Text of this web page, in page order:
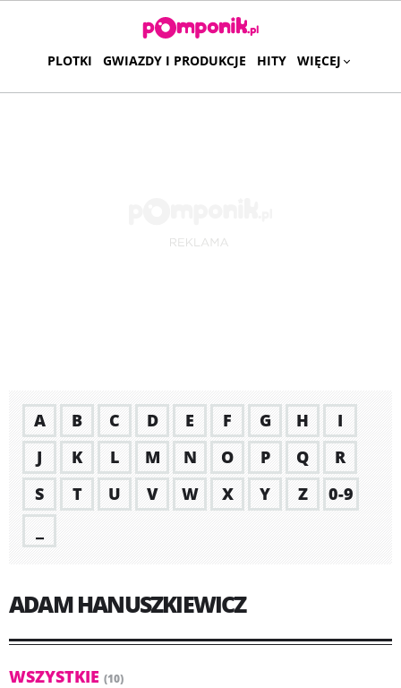
PLOTKI GWIAZDY I PRODUKCJE HITY WIĘCEJ
A B C D E F G H
I
J
K L M N O P Q
R
S
T U V W X Y Z
0-9
ADAM HANUSZKIEWICZ
WSZYSTKIE (10)